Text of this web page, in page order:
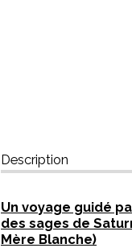
Description
Un voyage guidé
des sages de
Mère Blanche)